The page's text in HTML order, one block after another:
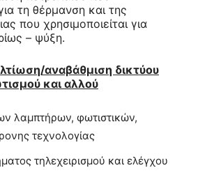
τη θέρμανση και της
που χρησιμοποιείται για
– ψύξη.
αναβάθμιση δικτύου
και αλλού
λαμπτήρων, φωτιστικών,
τεχνολογίας
τηλεχειρισμού και ελέγχου